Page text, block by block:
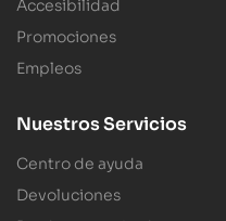
Accesibilidad
Promociones
Empleos
Nuestros Servicios
Centro de ayuda
Devoluciones